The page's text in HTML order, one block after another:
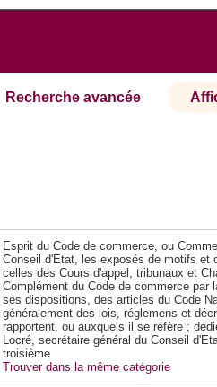
Recherche avancée
Esprit du Code de commerce, ou
Conseil d'Etat, les exposés de motifs et
celles des Cours d'appel, tribunaux et
Complément du Code de commerce par
ses dispositions, des articles du Code
généralement des lois, réglemens et
rapportent, ou auxquels il se réfère ;
Locré, secrétaire général du Conseil
troisième
Trouver dans la même catégorie